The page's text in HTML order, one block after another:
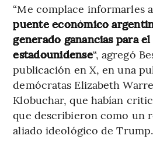
“Me complace informarles
puente económico
generado ganancias para
estadounidense“, agregó
publicación en X, en una
demócratas Elizabeth
Klobuchar, que habían
que describieron como un
aliado ideológico de Trump.